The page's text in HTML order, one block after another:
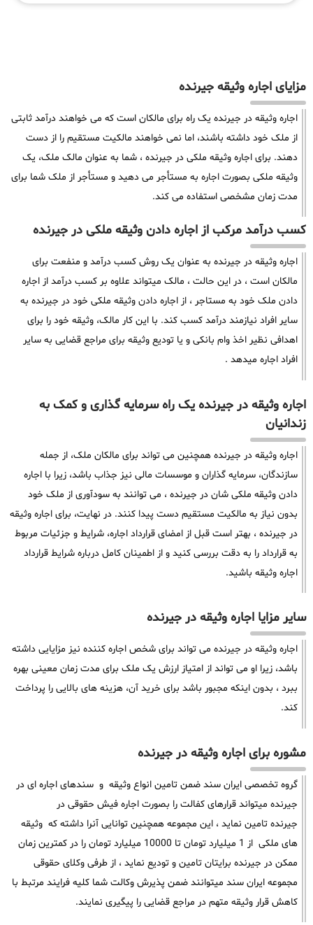
مزایای اجاره وثیقه جیرنده
اجاره وثیقه در جیرنده یک راه برای مالکان است که می خواهند درآمد ثابتی
از ملک خود داشته باشند، اما نمی خواهند مالکیت مستقیم را از دست
دهند. برای اجاره وثیقه ملکی در جیرنده ، شما به عنوان مالک ملک، یک
وثیقه ملکی بصورت اجاره به مستأجر می دهید و مستأجر از ملک شما برای
مدت زمان مشخصی استفاده می کند.
کسب درآمد مرکب از اجاره دادن وثیقه ملکی در جیرنده
اجاره وثیقه در جیرنده به عنوان یک روش کسب درآمد و منفعت برای
مالکان است ، در این حالت ، مالک میتواند علاوه بر کسب درآمد از اجاره
دادن ملک خود به مستاجر ، از اجاره دادن وثیقه ملکی خود در جیرنده به
سایر افراد نیازمند درآمد کسب کند. با این کار مالک، وثیقه خود را برای
اهدافی نظیر اخذ وام بانکی و یا تودیع وثیقه برای مراجع قضایی به سایر
افراد اجاره میدهد .
اجاره وثیقه در جیرنده یک راه سرمایه گذاری و کمک به
زندانیان
اجاره وثیقه در جیرنده همچنین می تواند برای مالکان ملک، از جمله
سازندگان، سرمایه گذاران و موسسات مالی نیز جذاب باشد، زیرا با اجاره
دادن وثیقه ملکی شان در جیرنده ، می توانند به سودآوری از ملک خود
بدون نیاز به مالکیت مستقیم دست پیدا کنند. در نهایت، برای اجاره وثیقه
در جیرنده ، بهتر است قبل از امضای قرارداد اجاره، شرایط و جزئیات مربوط
به قرارداد را به دقت بررسی کنید و از اطمینان کامل درباره شرایط قرارداد
اجاره وثیقه باشید.
سایر مزایا اجاره وثیقه در جیرنده
اجاره وثیقه در جیرنده می تواند برای شخص اجاره کننده نیز مزایایی داشته
باشد، زیرا او می تواند از امتیاز ارزش یک ملک برای مدت زمان معینی بهره
ببرد ، بدون اینکه مجبور باشد برای خرید آن، هزینه های بالایی را پرداخت
کند.
مشوره برای اجاره وثیقه در جیرنده
گروه تخصصی ایران سند ضمن تامین انواع وثیقه و سندهای اجاره ای در
جیرنده میتواند قرارهای کفالت را بصورت اجاره فیش حقوقی در
جیرنده تامین نماید ، این مجموعه همچنین توانایی آنرا داشته که وثیقه
های ملکی از 1 میلیارد تومان تا 10000 میلیارد تومان را در کمترین زمان
ممکن در جیرنده برایتان تامین و تودیع نماید ، از طرفی وکلای حقوقی
مجموعه ایران سند میتوانند ضمن پذیرش وکالت شما کلیه فرایند مرتبط با
کاهش قرار وثیقه متهم در مراجع قضایی را پیگیری نمایند.